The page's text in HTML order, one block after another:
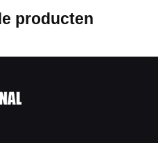
producten